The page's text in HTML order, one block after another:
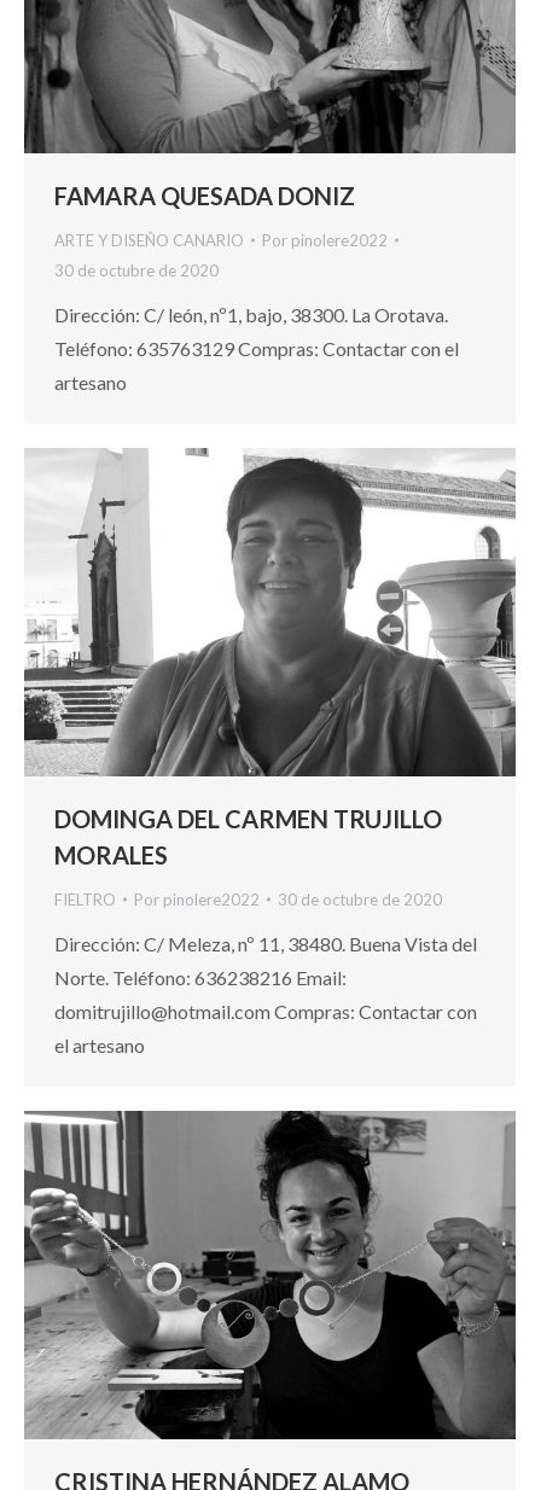
FAMARA QUESADA DONIZ
ARTE Y DISEÑO CANARIO Por pinolere2022
30 de octubre de 2020
Dirección: C/ león, nº1, bajo, 38300. La Orotava.
Teléfono: 635763129 Compras: Contactar con el
artesano
DOMINGA DEL CARMEN TRUJILLO
MORALES
FIELTRO Por pinolere2022 30 de octubre de 2020
Dirección: C/ Meleza, nº 11, 38480. Buena Vista del
Norte. Teléfono: 636238216 Email:
domitrujillo@hotmail.com Compras: Contactar con
el artesano
CRISTINA HERNÁNDEZ ALAMO